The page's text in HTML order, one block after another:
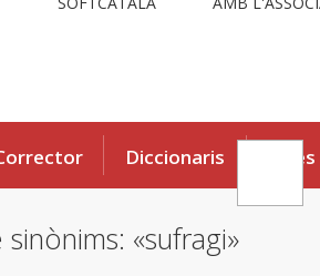
Diccionaris Eines
«sufragi»